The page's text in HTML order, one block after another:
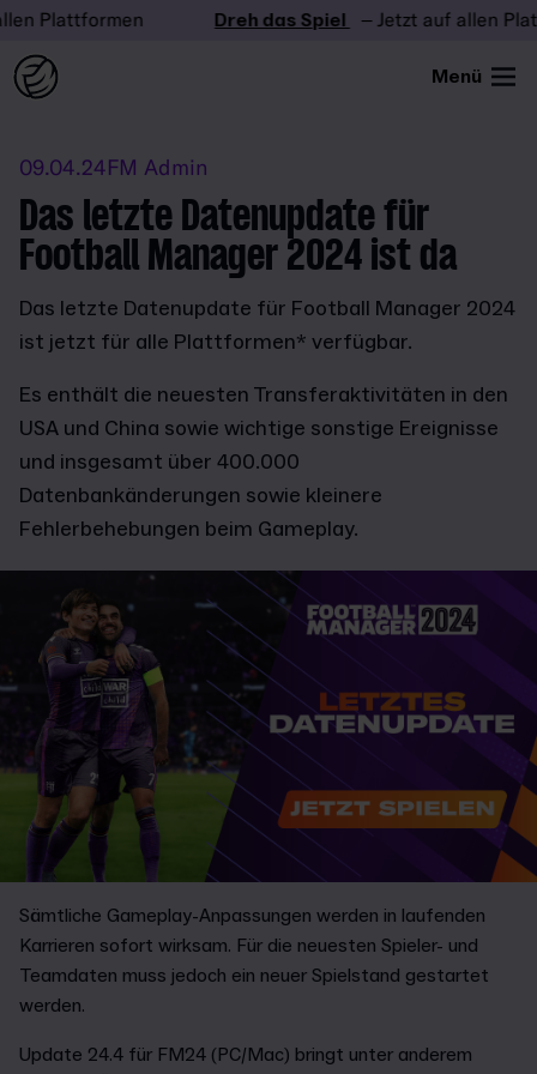
Plattformen Dreh das Spiel – Jetzt auf allen
Menü
09.04.24FM Admin
Das letzte Datenupdate für
Football Manager 2024 ist da
Das letzte Datenupdate für Football Manager 2024
ist jetzt für alle Plattformen* verfügbar.
Es enthält die neuesten Transferaktivitäten in den
USA und China sowie wichtige sonstige Ereignisse
und insgesamt über 400.000
Datenbankänderungen sowie kleinere
Fehlerbehebungen beim Gameplay.
Sämtliche Gameplay-Anpassungen werden in laufenden
Karrieren sofort wirksam. Für die neuesten Spieler- und
Teamdaten muss jedoch ein neuer Spielstand gestartet
werden.
Update 24.4 für FM24 (PC/Mac) bringt unter anderem